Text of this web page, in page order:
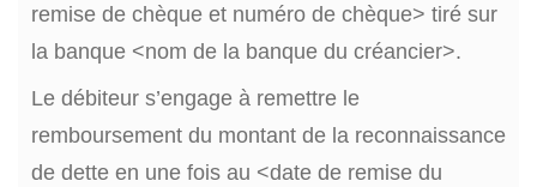
remise de chèque et numéro de chèque> tiré sur
la banque <nom de la banque du créancier>.
Le débiteur s’engage à remettre le
remboursement du montant de la reconnaissance
de dette en une fois au <date de remise du